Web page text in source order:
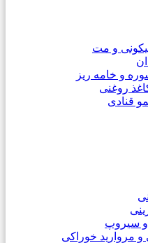
و مت
و خامه ریز
روغنی
قنادی
سیروپ
و مروارید خوراکی